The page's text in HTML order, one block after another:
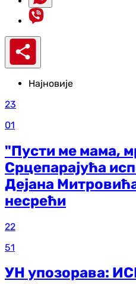
Најновије
23
01
"Пусти ме мама,
Срцепарајућа
Дејана
несрећи
22
51
УН упозорава: